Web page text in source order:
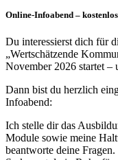
Online-Infoabend –
Du interessierst dich für
„Wertschätzende
November 2026 startet –
Dann bist du herzlich
Infoabend:
Ich stelle dir das
Module sowie meine
beantworte deine Fragen.